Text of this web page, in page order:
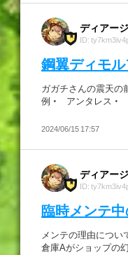
ディアー
ID:
鋼翼ディモ
ガガチさんの震天の
例 ・ アンタレス
2024/06/15 17:57
ディアー
ID:
臨時メンテ
メンテの理由につい
倉庫Aがショップの